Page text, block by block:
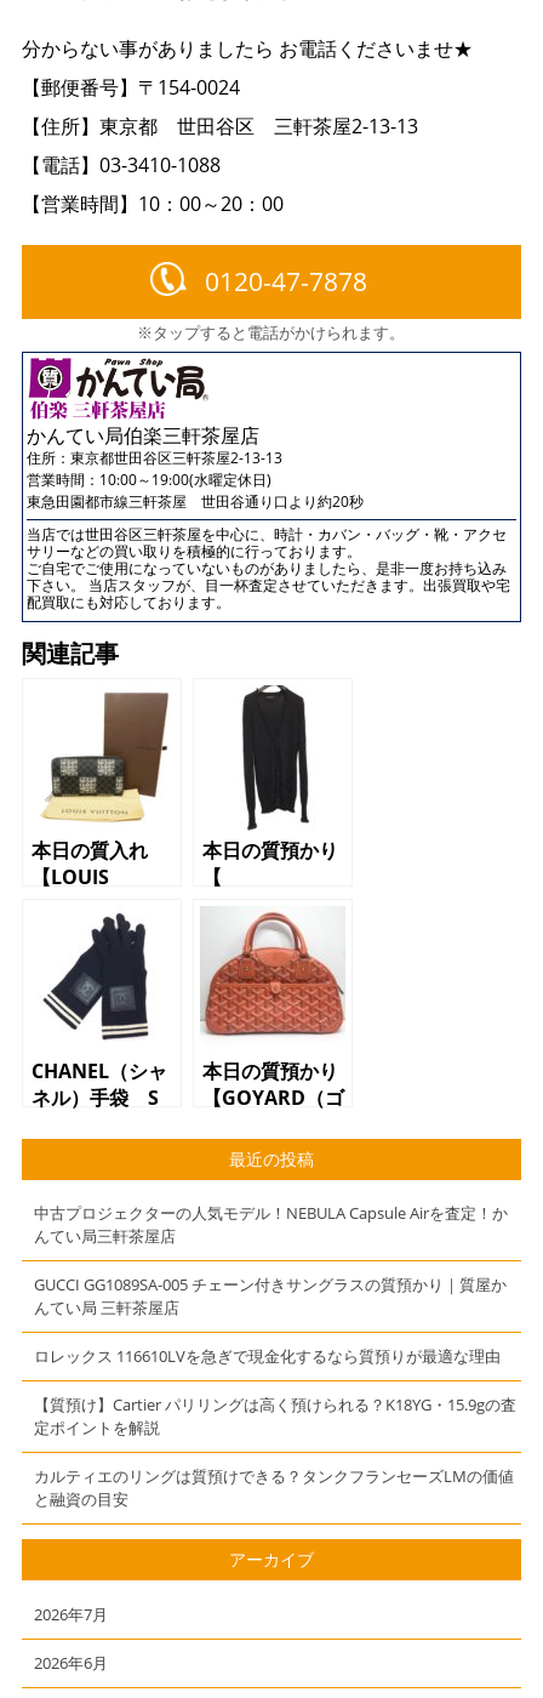
分からない事がありましたら お電話くださいませ★
【郵便番号】〒154-0024
【住所】東京都 世田谷区 三軒茶屋2-13-13
【電話】03-3410-1088
【営業時間】10：00～20：00
0120-47-7878
※タップすると電話がかけられます。
かんてい局伯楽三軒茶屋店
住所： 東京都世田谷区三軒茶屋2-13-13
営業時間：10:00～19:00(水曜定休日)
東急田園都市線三軒茶屋 世田谷通り口より約20秒
当店では世田谷区三軒茶屋を中心に、時計・カバン・バッグ・靴・アクセ
サリーなどの買い取りを積極的に行っております。
ご自宅でご使用になっていないものがありましたら、是非一度お持ち込み
下さい。 当店スタッフが、目一杯査定させていただきます。出張買取や宅
配買取にも対応しております。
関連記事
本日の質入れ
【LOUIS
ヴィトン）ラウ
ンドファスナー
長財布 ネメ
ス】
本日の質預かり
【
BURBERRY（バ
ーバリー）カー
ディガン M
ブラック】
CHANEL（シャ
ネル）手袋 S
本日の質預かり
【GOYARD（ゴ
ャンヌPM ハ
ンドバッグ】
最近の投稿
中古プロジェクターの人気モデル！NEBULA Capsule Airを査定！か
んてい局三軒茶屋店
GUCCI GG1089SA-005 チェーン付きサングラスの質預かり｜質屋か
んてい局 三軒茶屋店
ロレックス 116610LVを急ぎで現金化するなら質預りが最適な理由
【質預け】Cartier パリリングは高く預けられる？K18YG・15.9gの査
定ポイントを解説
カルティエのリングは質預けできる？タンクフランセーズLMの価値
と融資の目安
アーカイブ
2026年7月
2026年6月